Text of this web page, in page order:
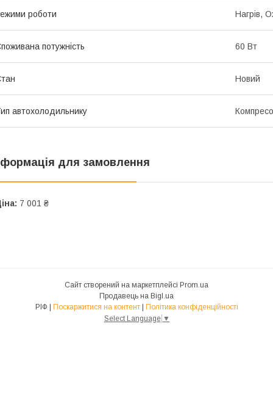
роботи Нагрів,
потужність 60 Вт
Новий
автохолодильнику
для замовлення
7 001 ₴
Сайт створений на маркетплейсі Prom.ua
Продавець на Bigl.ua
РІФ | Поскаржитися на контент | Політика конфіденційності
Select Language ▼